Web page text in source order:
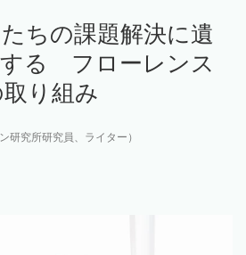
ちの課題解決に遺
する フローレンス
り組み
研究所研究員、ライター）